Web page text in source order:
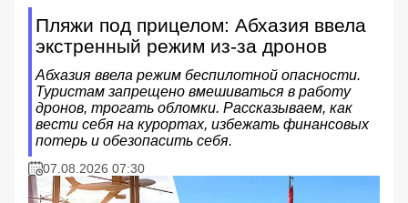
Пляжи под прицелом: Абхазия ввела
экстренный режим из-за дронов
Абхазия ввела режим беспилотной опасности.
Туристам запрещено вмешиваться в работу
дронов, трогать обломки. Рассказываем, как
вести себя на курортах, избежать финансовых
потерь и обезопасить себя.
07.08.2026 07:30